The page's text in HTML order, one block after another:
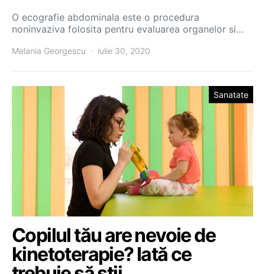
O ecografie abdominala este o procedura
noninvaziva folosita pentru evaluarea organelor si…
Melania Georgescu iulie 30, 2020
Sanatate
Copilul tău are nevoie de
kinetoterapie? Iată ce